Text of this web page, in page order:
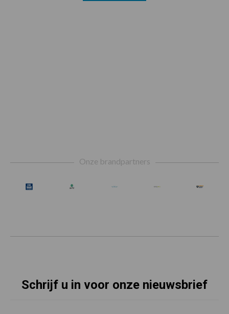
Onze brandpartners
Schrijf u in voor onze nieuwsbrief